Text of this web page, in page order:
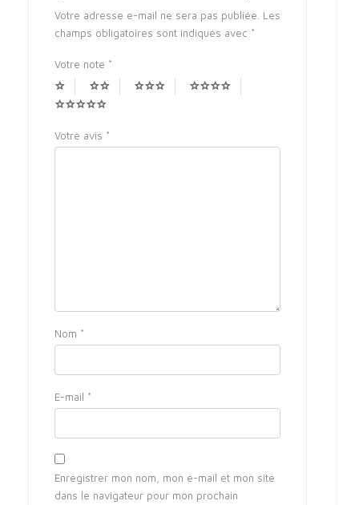
Votre adresse e-mail ne sera pas publiée. Les
champs obligatoires sont indiqués avec *
Votre note *
Votre avis *
Nom *
E-mail *
Enregistrer mon nom, mon e-mail et mon site
dans le navigateur pour mon prochain